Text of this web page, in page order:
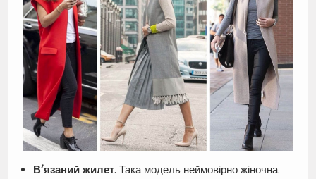
В’язаний жилет. Така модель неймовірно жіночна.